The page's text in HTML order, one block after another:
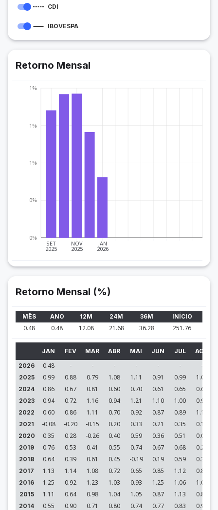
CDI
IBOVESPA
Retorno Mensal
SET
2025
NOV
2025
JAN
2026
0%
0%
1%
1%
1%
Retorno Mensal (%)
MÊS ANO 12M 24M 36M INÍCIO
0.48 0.48 12.08 21.68 36.28 251.76
JAN FEV MAR ABR MAI JUN JUL AGO
2026
0.48 - - - - - - -
2025 0.99 0.88 0.79 1.08 1.11 0.91 0.99 1.02
2024 0.86 0.67 0.81 0.60 0.70 0.61 0.65 0.69
2023 0.94 0.72 1.16 0.94 1.21 1.10 1.00 0.99
2022 0.60 0.86 1.11 0.70 0.92 0.87 0.89 1.19
2021 -0.08 -0.20 -0.15 0.20 0.33 0.21 0.35 0.18
2020 0.35 0.28 -0.26 0.40 0.59 0.36 0.51 0.03
2019 0.76 0.53 0.41 0.55 0.74 0.67 0.68 0.25
2018 0.64 0.39 0.61 0.45 -0.19 0.19 0.59 0.33
2017 1.13 1.14 1.08 0.72 0.65 0.85 1.12 0.86
2016 1.25 0.92 1.23 1.03 0.93 1.25 1.06 1.09
2015 1.11 0.64 0.98 1.04 1.05 0.87 1.13 0.80
2014 0.55 0.90 0.71 0.80 0.74 0.77 0.83 0.90